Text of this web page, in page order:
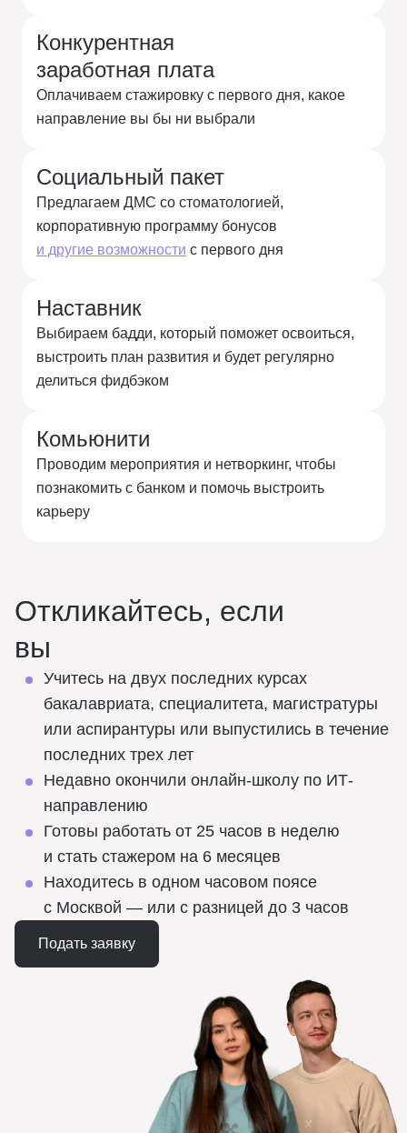
Конкурентная
заработная плата
Оплачиваем стажировку с первого дня, какое
направление вы бы ни выбрали
Социальный пакет
Предлагаем ДМС со стоматологией,
корпоративную программу бонусов
и другие возможности с первого дня
Наставник
Выбираем бадди, который поможет освоиться,
выстроить план развития и будет регулярно
делиться фидбэком
Комьюнити
Проводим мероприятия и нетворкинг, чтобы
познакомить с банком и помочь выстроить
карьеру
Откликайтесь, если
вы
Учитесь на двух последних курсах
бакалавриата, специалитета, магистратуры
или аспирантуры или выпустились в течение
последних трех лет
Недавно окончили онлайн-школу по ИТ-
направлению
Готовы работать от 25 часов в неделю
и стать стажером на 6 месяцев
Находитесь в одном часовом поясе
с Москвой — или с разницей до 3 часов
Подать заявку